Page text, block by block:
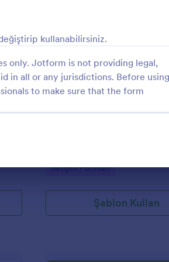
kullanabilirsiniz.
only. Jotform is not providing legal,
in all or any jurisdictions. Before using
to make sure that the form
:
Bu formu kullanarak
Go to Category:
İletişim Formları
Şablon Kullan